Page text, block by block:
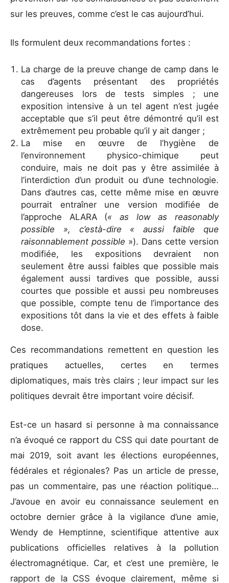
sur les preuves, comme c’est le cas aujourd’hui.
Ils formulent deux recommandations fortes :
La charge de la preuve change de camp dans le
cas d’agents présentant des propriétés
dangereuses lors de tests simples ; une
exposition intensive à un tel agent n’est jugée
acceptable que s’il peut être démontré qu’il est
extrêmement peu probable qu’il y ait danger ;
La mise en œuvre de l’hygiène de
l’environnement physico-chimique peut
conduire, mais ne doit pas y être assimilée à
l’interdiction d’un produit ou d’une technologie.
Dans d’autres cas, cette même mise en œuvre
pourrait entraîner une version modifiée de
l’approche ALARA (« as low as reasonably
possible », c’està-dire « aussi faible que
raisonnablement possible »). Dans cette version
modifiée, les expositions devraient non
seulement être aussi faibles que possible mais
également aussi tardives que possible, aussi
courtes que possible et aussi peu nombreuses
que possible, compte tenu de l’importance des
expositions tôt dans la vie et des effets à faible
dose.
Ces recommandations remettent en question les
pratiques actuelles, certes en termes
diplomatiques, mais très clairs ; leur impact sur les
politiques devrait être important voire décisif.
Est-ce un hasard si personne à ma connaissance
n’a évoqué ce rapport du CSS qui date pourtant de
mai 2019, soit avant les élections européennes,
fédérales et régionales? Pas un article de presse,
pas un commentaire, pas une réaction politique…
J’avoue en avoir eu connaissance seulement en
octobre dernier grâce à la vigilance d’une amie,
Wendy de Hemptinne, scientifique attentive aux
publications officielles relatives à la pollution
électromagnétique. Car, et c’est une première, le
rapport de la CSS évoque clairement, même si